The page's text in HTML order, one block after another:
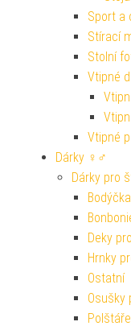
Sport a
Stírací
Stolní
Vtipné
Vtipné
Dárky ♀♂
Dárky pro
Deky
Hrnky
Ostatní
Osušky